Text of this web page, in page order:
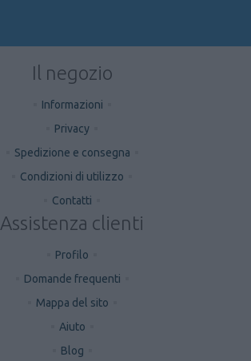
Il negozio
Informazioni
Privacy
Spedizione e consegna
Condizioni di utilizzo
Contatti
Assistenza clienti
Profilo
Domande frequenti
Mappa del sito
Aiuto
Blog